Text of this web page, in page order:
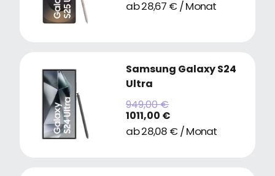
ab 28,67 € / Monat
Samsung Galaxy S24
Ultra
949,00 €
1011,00 €
ab 28,08 € / Monat